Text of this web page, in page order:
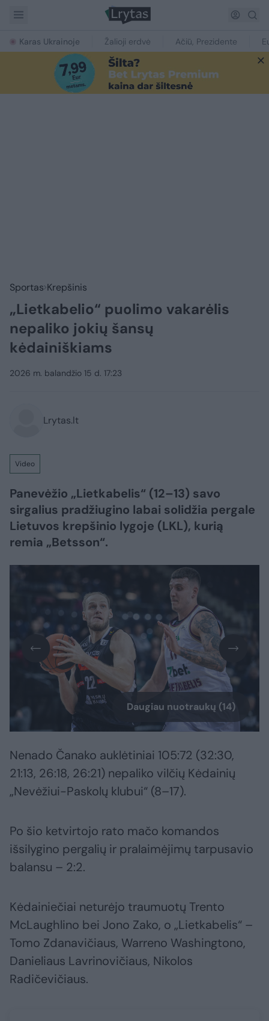
Karas Ukrainoje Žalioji erdvė Ačiū, Prezidente
Sportas Krepšinis
„Lietkabelio“ puolimo vakarėlis
nepaliko jokių šansų
kėdainiškiams
2026 m. balandžio 15 d. 17:23
Lrytas.lt
Video
Panevėžio „Lietkabelis“ (12–13) savo
sirgalius pradžiugino labai solidžia pergale
Lietuvos krepšinio lygoje (LKL), kurią
remia „Betsson“.
Daugiau nuotraukų (14)
Nenado Čanako auklėtiniai 105:72 (32:30,
21:13, 26:18, 26:21) nepaliko vilčių Kėdainių
„Nevėžiui-Paskolų klubui“ (8–17).
Po šio ketvirtojo rato mačo komandos
išsilygino pergalių ir pralaimėjimų tarpusavio
balansu – 2:2.
Kėdainiečiai neturėjo traumuotų Trento
McLaughlino bei Jono Zako, o „Lietkabelis“ –
Tomo Zdanavičiaus, Warreno Washingtono,
Danieliaus Lavrinovičiaus, Nikolos
Radičevičiaus.